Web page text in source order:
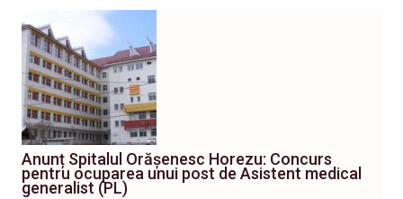
Anunț Spitalul Orășenesc Horezu: Concurs
pentru ocuparea unui post de Asistent medical
generalist (PL)